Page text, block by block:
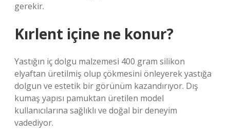
gerekir.
Kırlent içine ne konur?
Yastığın iç dolgu malzemesi 400 gram silikon
elyaftan üretilmiş olup çökmesini önleyerek yastığa
dolgun ve estetik bir görünüm kazandırıyor. Dış
kumaş yapısı pamuktan üretilen model
kullanıcılarına sağlıklı ve doğal bir deneyim
vadediyor.